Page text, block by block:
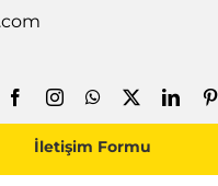
İletişim Formu